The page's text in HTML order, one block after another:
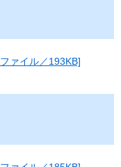
ァイル／193KB]